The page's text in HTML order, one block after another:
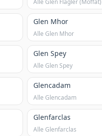
Glen Mhor
Alle Glen Mhor
Glen Spey
Alle Glen Spey
Glencadam
Alle Glencadam
Glenfarclas
Alle Glenfarclas